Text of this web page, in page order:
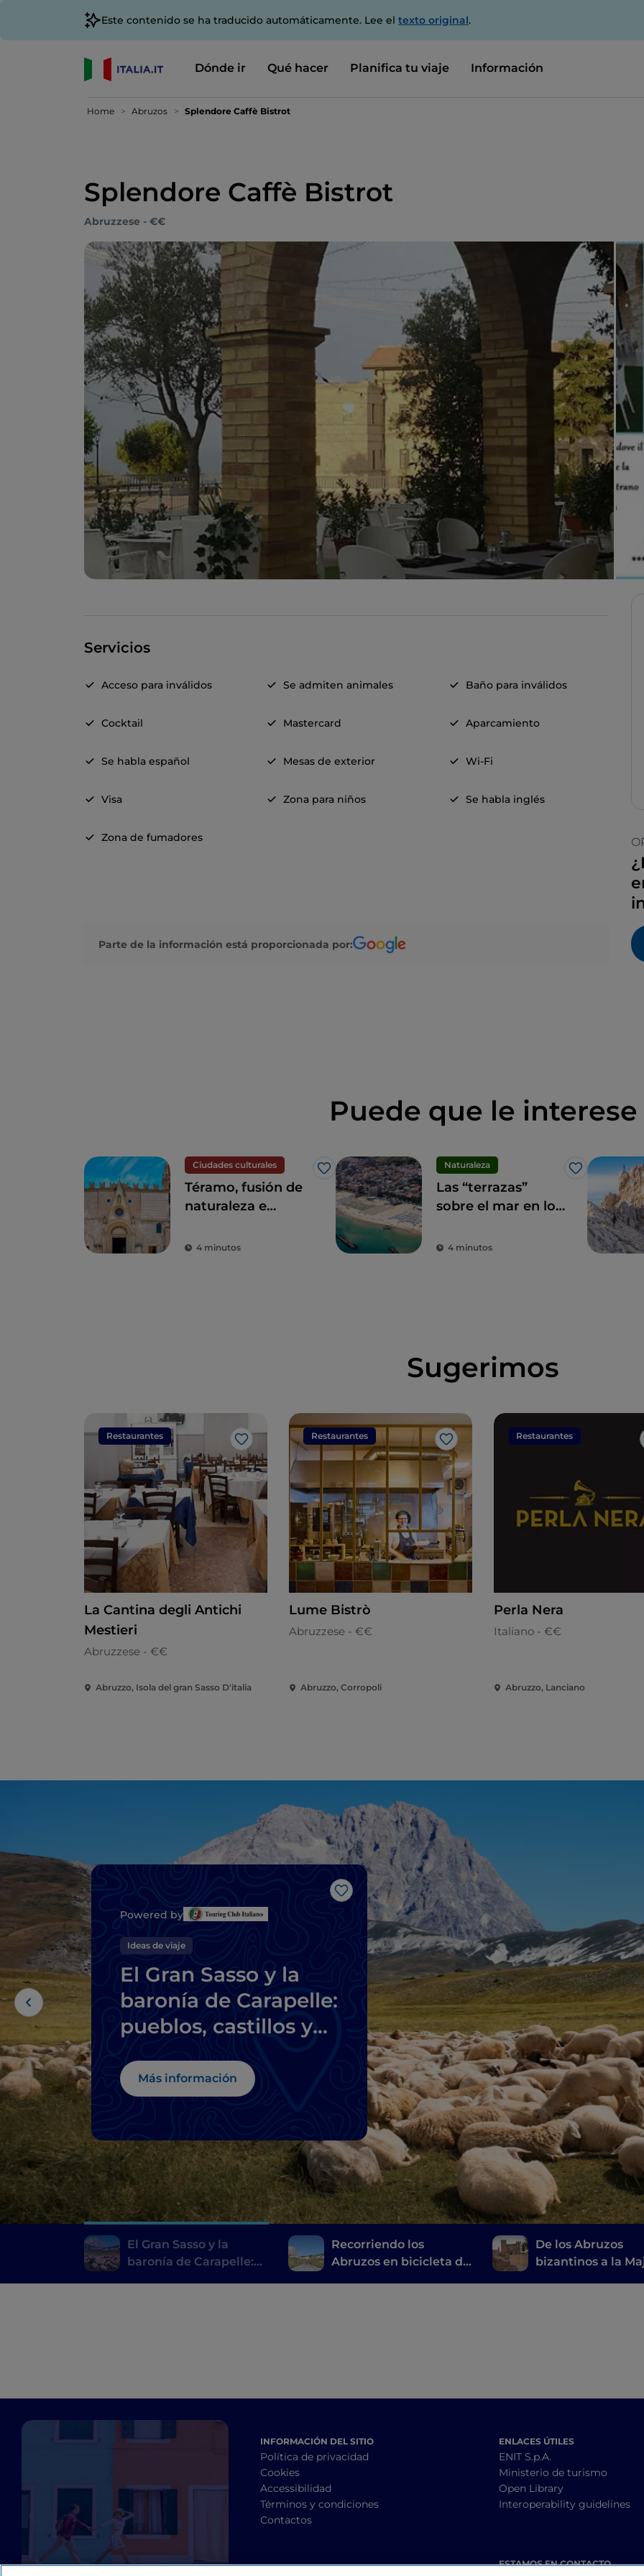
Este contenido se ha traducido automáticamente. Lee el texto original.
Dónde ir Qué hacer Planifica tu viaje Información
Home Abruzos Splendore Caffè Bistrot
Splendore Caffè Bistrot
Abruzzese - €€
Servicios
Acceso para inválidos Se admiten animales Baño para inválidos
Cocktail Mastercard Aparcamiento
Se habla español Mesas de exterior Wi-Fi
Visa Zona para niños Se habla inglés
Zona de fumadores
Parte de la información está proporcionada por:
Puede que le interese
Ciudades culturales
Me gusta
Téramo, fusión de
naturaleza e
4 minutos
Naturaleza
Me gusta
Las “terrazas”
sobre el mar en los
4 minutos
Sugerimos
Restaurantes
Me gusta
La Cantina degli Antichi
Mestieri
Abruzzese - €€
Abruzzo, Isola del gran Sasso D'italia
Restaurantes
Me gusta
Lume Bistrò
Abruzzese - €€
Abruzzo, Corropoli
Restaurantes
Perla Nera
Italiano - €€
Abruzzo, Lanciano
Me gusta
Powered by
Ideas de viaje
El Gran Sasso y la
baronía de Carapelle:
pueblos, castillos y
Más información
El Gran Sasso y la
baronía de Carapelle:
Recorriendo los
Abruzos en bicicleta de
De los Abruzos
bizantinos a la
INFORMACIÓN DEL SITIO
Política de privacidad
Cookies
Accessibilidad
Términos y condiciones
Contactos
ENLACES ÚTILES
ENIT S.p.A.
Ministerio de turismo
Open Library
Interoperability guidelines
ESTAMOS EN CONTACTO